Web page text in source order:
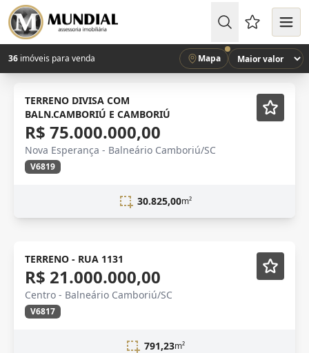
Favoritos
36 imóveis para venda Mapa
Novidade
TERRENO DIVISA COM
BALN.CAMBORIÚ E CAMBORIÚ
R$ 75.000.000,00
Nova Esperança - Balneário Camboriú/SC
V6819
30.825,00m²
Novidade
TERRENO - RUA 1131
R$ 21.000.000,00
Centro - Balneário Camboriú/SC
V6817
791,23m²